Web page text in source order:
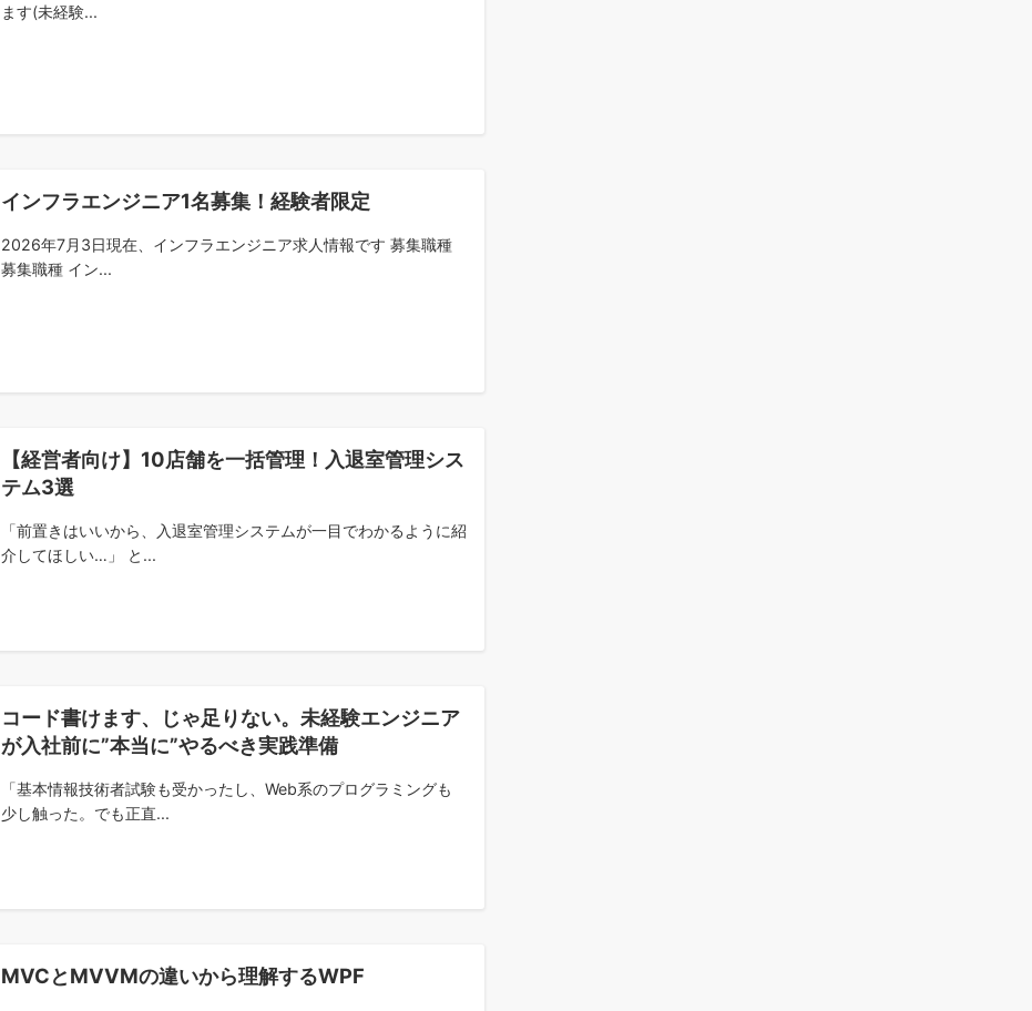
ます(未経験...
インフラエンジニア1名募集！経験者限定
2026年7月3日現在、インフラエンジニア求人情報です 募集職種
募集職種 イン...
【経営者向け】10店舗を一括管理！入退室管理シス
テム3選
「前置きはいいから、入退室管理システムが一目でわかるように紹
介してほしい…」 と...
コード書けます、じゃ足りない。未経験エンジニア
が入社前に”本当に”やるべき実践準備
「基本情報技術者試験も受かったし、Web系のプログラミングも
少し触った。でも正直...
MVCとMVVMの違いから理解するWPF